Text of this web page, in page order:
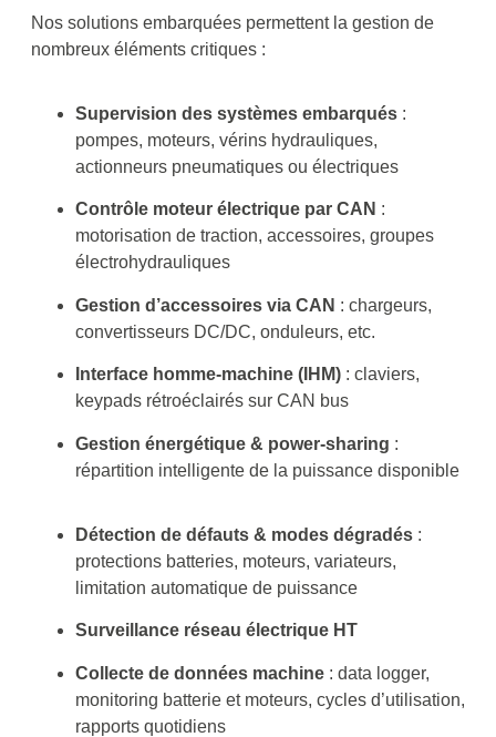
Nos solutions embarquées permettent la gestion de
nombreux éléments critiques :
Supervision des systèmes embarqués:
pompes, moteurs, vérins hydrauliques,
actionneurs pneumatiques ou électriques
Contrôle moteur électrique par CAN :
motorisation de traction, accessoires, groupes
électrohydrauliques
Gestion d’accessoires via CAN : chargeurs,
convertisseurs DC/DC, onduleurs, etc.
Interface homme-machine (IHM): claviers,
keypads rétroéclairés sur CAN bus
Gestion énergétique & power-sharing :
répartition intelligente de la puissance disponible
Détection de défauts & modes dégradés:
protections batteries, moteurs, variateurs,
limitation automatique de puissance
Surveillance réseau électrique HT
Collecte de données machine: data logger,
monitoring batterie et moteurs, cycles d’utilisation,
rapports quotidiens